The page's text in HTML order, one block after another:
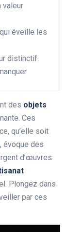
valeur
qui éveille les
distinctif.
des objets
Ces
qu’elle soit
, évoque des
d’œuvres
Plongez dans
par ces